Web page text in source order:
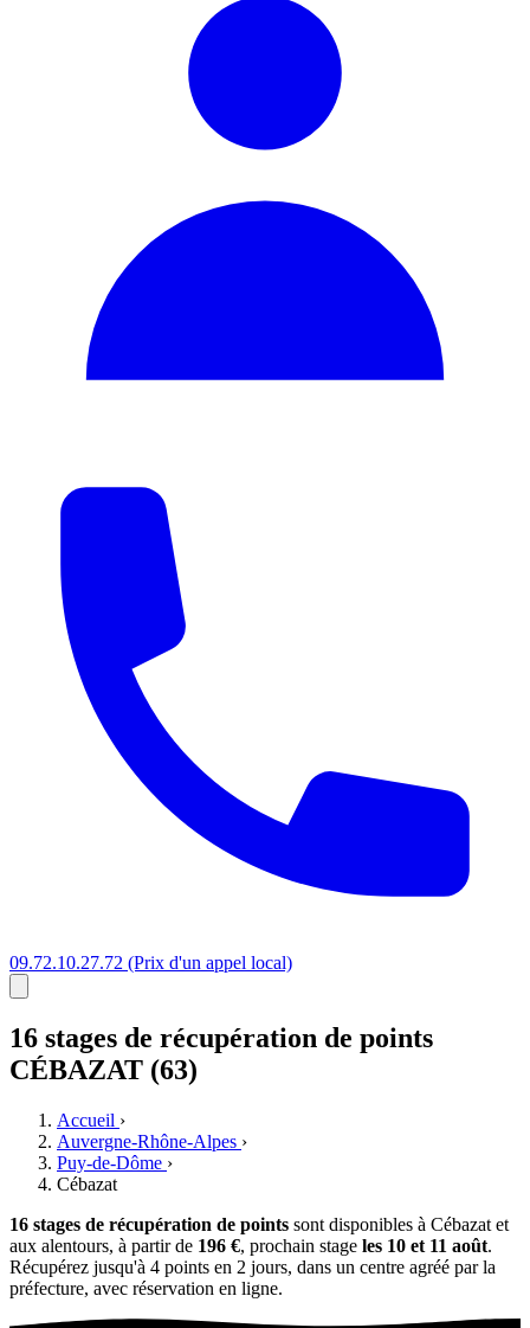
09.72.10.27.72 (Prix d'un appel local)
16 stages de récupération de points
CÉBAZAT (63)
Accueil ›
Auvergne-Rhône-Alpes ›
Puy-de-Dôme ›
Cébazat
16 stages de récupération de points sont disponibles à Cébazat et
aux alentours, à partir de 196 €, prochain stage les 10 et 11 août.
Récupérez jusqu'à 4 points en 2 jours, dans un centre agréé par la
préfecture, avec réservation en ligne.